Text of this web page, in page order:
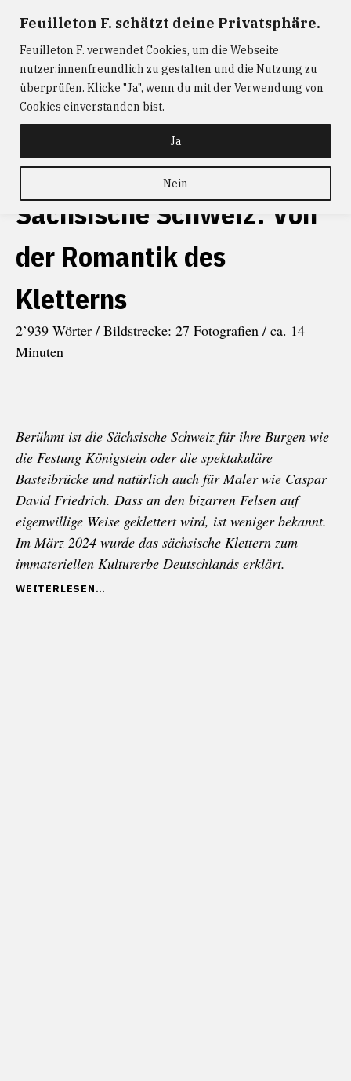
Feuilleton F. schätzt deine Privatsphäre.
Feuilleton F. verwendet Cookies, um die Webseite
nutzer:innenfreundlich zu gestalten und die Nutzung zu
überprüfen. Klicke "Ja", wenn du mit der Verwendung von
Cookies einverstanden bist.
Nein
Ja
Inhalt
springen
FEUILLETON F. — Journalismus mit Raum und Zeit
ABONNIEREN FEUILLETON F.
DER
W@RTIST
NEWS KONTAKT
schlagwort
Politik
Sächsische Schweiz: Von
der Romantik des
Kletterns
2’939 Wörter / Bildstrecke: 27 Fotografien / ca. 14
Minuten
Berühmt ist die Sächsische Schweiz für ihre Burgen wie
die Festung Königstein oder die spektakuläre
Basteibrücke und natürlich auch für Maler wie Caspar
David Friedrich. Dass an den bizarren Felsen auf
eigenwillige Weise geklettert wird, ist weniger bekannt.
Im März 2024 wurde das sächsische Klettern zum
immateriellen Kulturerbe Deutschlands erklärt.
„SÄCHSISCHE
WEITERLESEN